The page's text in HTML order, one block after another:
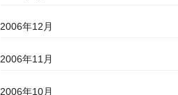
2006年12月
2006年11月
2006年10月